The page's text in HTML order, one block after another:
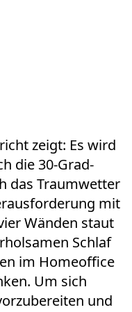
zeigt: Es wird
die 30-Grad-
das Traumwetter
mit
Wänden staut
Schlaf
im Homeoffice
Um sich
und